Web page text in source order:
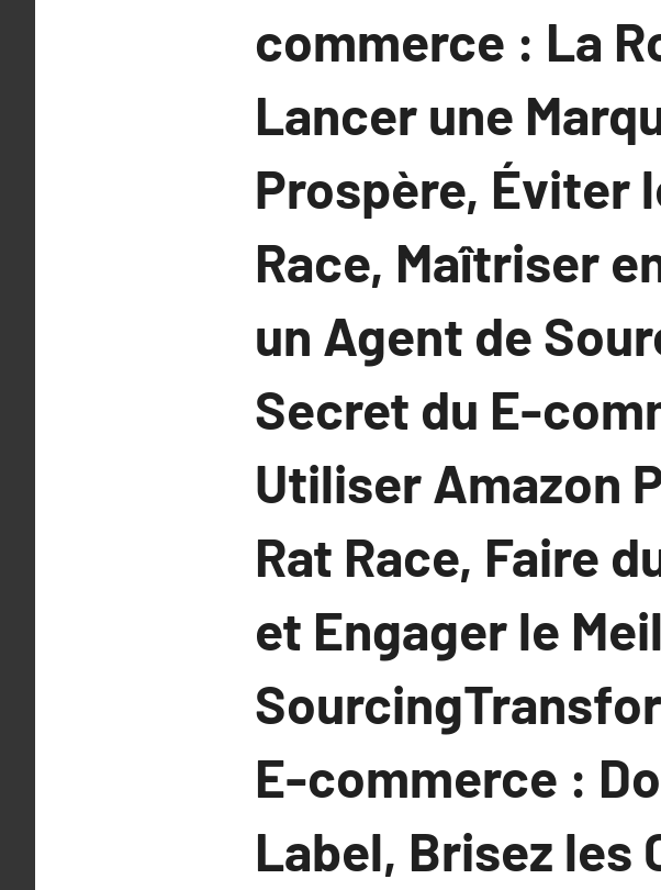
commerce : La
Lancer une
Prospère, Éviter
Race, Maîtriser
un Agent de
Secret du E-
Utiliser Amazon
Rat Race, Faire
et Engager le
E-commerce :
Label, Brisez les